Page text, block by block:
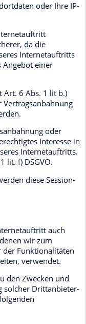
oder Ihre IP-
da die
Internetauftritts
Angebot einer
Art. 6 Abs. 1 lit b.)
Vertragsanbahnung
oder
Interesse in
Internetauftritts.
lit. f) DSGVO.
diese Session-
auch
wir zum
der Funktionalitäten
verwendet.
den Zwecken und
solcher Drittanbieter-